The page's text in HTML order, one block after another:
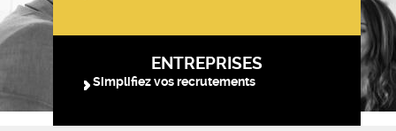
ENTREPRISES
Simplifiez vos recrutements